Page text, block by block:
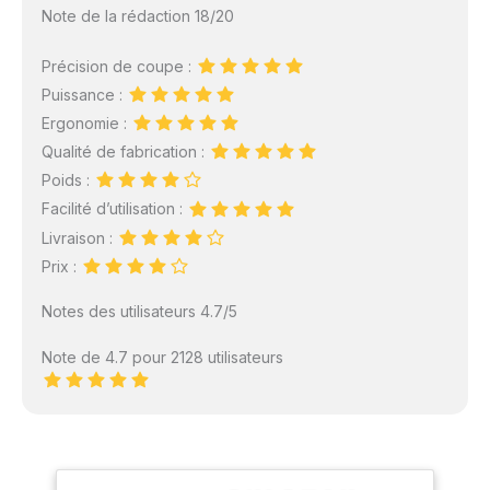
Note de la rédaction 18/20
Précision de coupe :
Puissance :
Ergonomie :
Qualité de fabrication :
Poids :
Facilité d’utilisation :
Livraison :
Prix :
Notes des utilisateurs 4.7/5
Note de 4.7 pour 2128 utilisateurs